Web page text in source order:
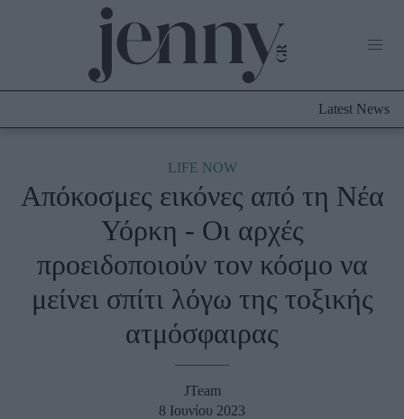
Culture
Fashion
Styling Tips
Fashion News
Beauty - Ομορφιά
Latest News
LIFE NOW
Απόκοσμες εικόνες από τη Νέα
Υόρκη - Οι αρχές
προειδοποιούν τον κόσμο να
μείνει σπίτι λόγω της τοξικής
ατμόσφαιρας
JTeam
8 Ιουνίου 2023